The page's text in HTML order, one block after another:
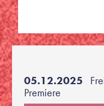
05.12.2025
Premiere